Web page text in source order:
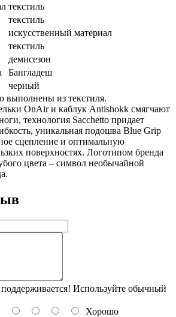
текстиль
текстиль
искусственный материал
текстиль
демисезон
Бангладеш
черный
выполнены из текстиля.
OnAir и каблук Antishokk смягчают
технология Sacсhetto придает
уникальная подошва Blue Grip
сцепление и оптимальную
поверхностях. Логотипом бренда
цвета – символ необычайной
Используйте обычный
Хорошо